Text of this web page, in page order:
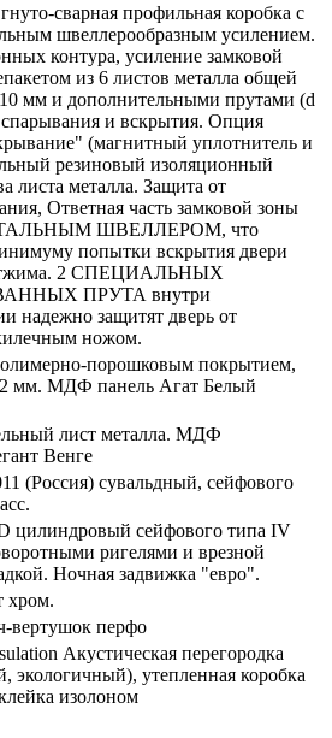
сварная профильная коробка с
швеллерообразным усилением.
контура, усиление замковой
из 6 листов металла общей
мм и дополнительными прутами (d
и вскрытия. Опция
(магнитный уплотнитель и
резиновый изоляционный
листа металла. Защита от
Ответная часть замковой зоны
ШВЕЛЛЕРОМ, что
попытки вскрытия двери
2 СПЕЦИАЛЬНЫХ
ПРУТА внутри
надежно защитят дверь от
ножом.
порошковым покрытием,
мм. МДФ панель Агат Белый
лист металла. МДФ
Венге
(Россия) сувальдный, сейфового
цилиндровый сейфового типа IV
ригелями и врезной
Ночная задвижка "евро".
хром.
вертушок перфо
Акустическая перегородка
экологичный), утепленная коробка
изолоном